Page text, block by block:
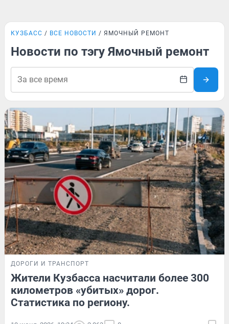
КУЗБАСС ВСЕ НОВОСТИ ЯМОЧНЫЙ РЕМОНТ
Новости по тэгу Ямочный ремонт
ДОРОГИ И ТРАНСПОРТ
Жители Кузбасса насчитали более 300
километров «убитых» дорог.
Статистика по региону.